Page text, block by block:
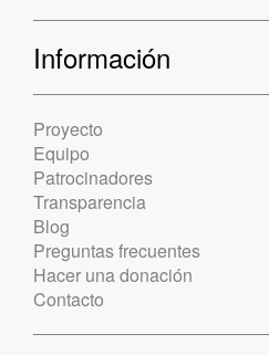
Información
Proyecto
Equipo
Patrocinadores
Transparencia
Blog
Preguntas frecuentes
Hacer una donación
Contacto